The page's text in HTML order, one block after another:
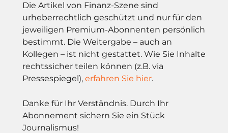
Die Artikel von Finanz-Szene sind
urheberrechtlich geschützt und nur für den
jeweiligen Premium-Abonnenten persönlich
bestimmt. Die Weitergabe – auch an
Kollegen – ist nicht gestattet. Wie Sie Inhalte
rechtssicher teilen können (z.B. via
Pressespiegel), erfahren Sie hier.
Danke für Ihr Verständnis. Durch Ihr
Abonnement sichern Sie ein Stück
Journalismus!